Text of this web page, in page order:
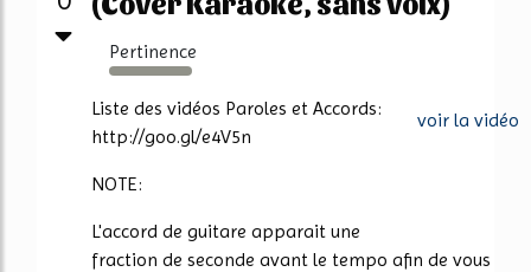
Pertinence
588%
voir la vidéo
Liste des vidéos Paroles et Accords:
http://goo.gl/e4V5n
NOTE:
L'accord de guitare apparait une
fraction de seconde avant le tempo afin de vous